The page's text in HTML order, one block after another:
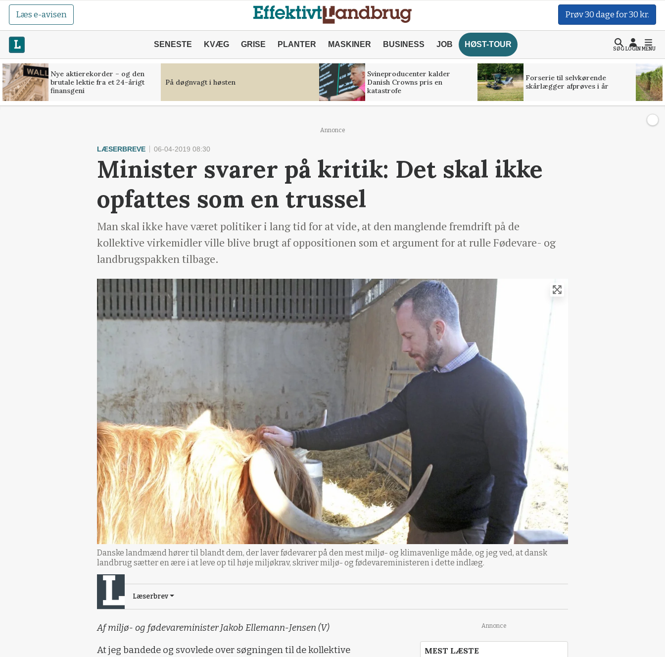
Læs e-avisen Prøv 30 dage for 30 kr.
SENESTE KVÆG GRISE PLANTER MASKINER BUSINESS JOB HØST-TOUR
SØGLOGINMENU
Nye aktierekorder – og den
brutale lektie fra et 24-årigt
finansgeni
På døgnvagt i høsten
Svineproducenter kalder
Danish Crowns pris en
katastrofe
Forserie til selvkørende
skårlægger afprøves i år
Annonce
LÆSERBREVE 06-04-2019 08:30
Minister svarer på kritik: Det skal ikke
opfattes som en trussel
Man skal ikke have været politiker i lang tid for at vide, at den manglende fremdrift på de
kollektive virkemidler ville blive brugt af oppositionen som et argument for at rulle Fødevare- og
landbrugspakken tilbage.
Danske landmænd hører til blandt dem, der laver fødevarer på den mest miljø- og klimavenlige måde, og jeg ved, at dansk
landbrug sætter en ære i at leve op til høje miljøkrav, skriver miljø- og fødevareministeren i dette indlæg.
Læserbrev
Af miljø- og fødevareminister Jakob Ellemann-Jensen (V)
At jeg bandede og svovlede over søgningen til de kollektive
Annonce
MEST LÆSTE